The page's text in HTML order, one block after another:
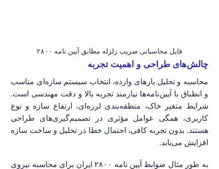
فایل محاسباتی ضریب زلزله مطابق آیین نامه ۲۸۰۰
چالش‌های طراحی و اهمیت تجربه
محاسبه و تحلیل بارهای وارده، انتخاب سیستم سازه‌ای مناسب
و انطباق با آیین‌نامه‌ها نیازمند تجربه بالا و دقت مهندسی است.
شرایط متغیر خاک، منطقه‌بندی لرزه‌ای، ارتفاع سازه و نوع
کاربری، همگی عوامل مؤثری در تصمیم‌گیری‌های طراحی
هستند. بدون تجربه کافی، احتمال خطا در تحلیل و ساخت سازه
افزایش می‌یابد.
به طور مثال ضوابط آیین نامه ۲۸۰۰ ایران برای محاسبه نیروی